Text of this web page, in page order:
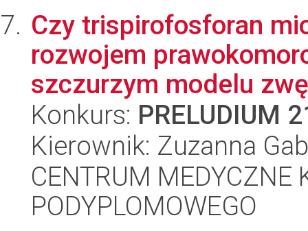
Czy trispirofosforan
rozwojem
szczurzym modelu
Konkurs: PRELUDIUM
Kierownik: Zuzanna
CENTRUM MEDYCZNE
PODYPLOMOWEGO